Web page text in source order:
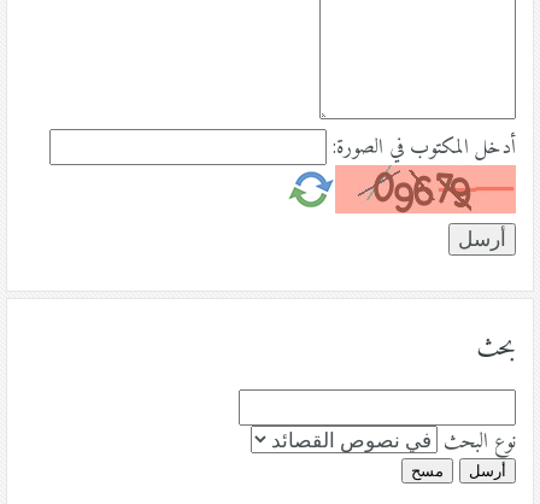
أدخل المكتوب في الصورة:
بحث
نوع البحث
أرسل مسح